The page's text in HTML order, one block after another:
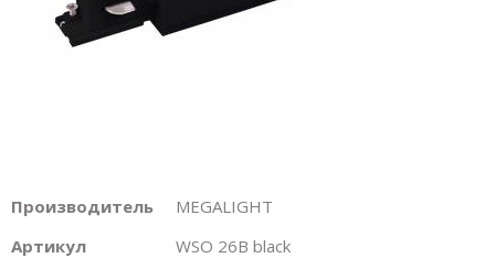
Производитель
MEGALIGHT
Артикул
WSO 26B black